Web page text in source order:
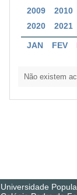
2009 2010
2020
2021
JAN FEV
Não existem
Universidade